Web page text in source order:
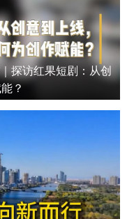
探访红果短剧：从创
？